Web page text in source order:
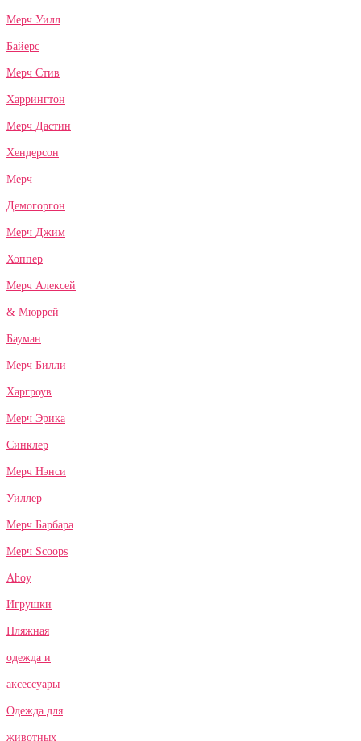
Мерч Уилл
Байерс
Мерч Стив
Харрингтон
Мерч Дастин
Хендерсон
Мерч
Демогоргон
Мерч Джим
Хоппер
Мерч Алексей
& Мюррей
Бауман
Мерч Билли
Харгроув
Мерч Эрика
Синклер
Мерч Нэнси
Уиллер
Мерч Барбара
Мерч Scoops
Ahoy
Игрушки
Пляжная
одежда и
аксессуары
Одежда для
животных